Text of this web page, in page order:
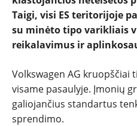
Taigi, visi ES teritorijoje
su minėto tipo varikliais
reikalavimus ir
Volkswagen AG kruopščiai
visame pasaulyje. Įmonių
galiojančius standartus
sprendimo.